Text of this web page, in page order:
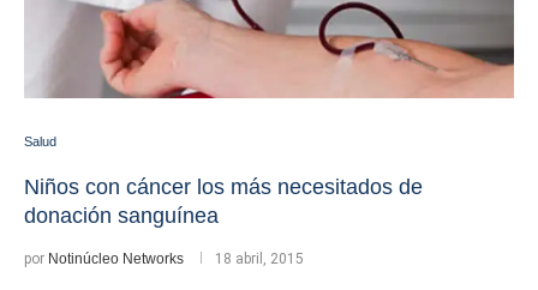
Salud
Niños con cáncer los más necesitados de
donación sanguínea
por Notinúcleo Networks 18 abril, 2015